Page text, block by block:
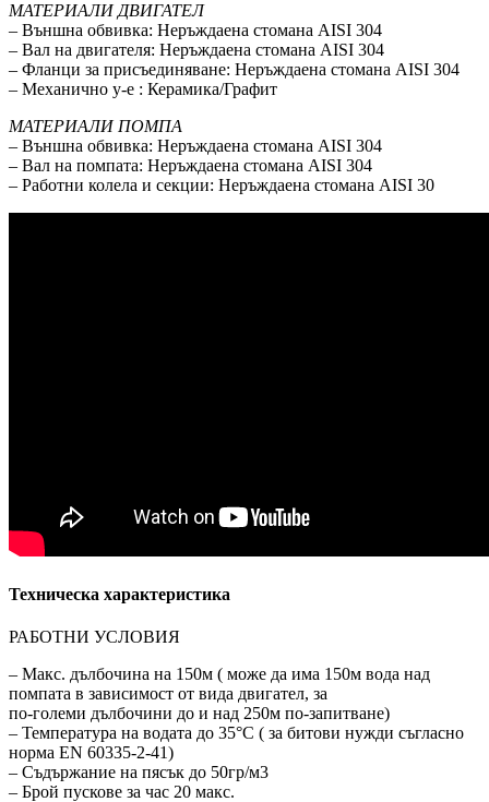
МАТЕРИАЛИ ДВИГАТЕЛ
– Външна обвивка: Неръждаена стомана AISI 304
– Вал на двигателя: Неръждаена стомана AISI 304
– Фланци за присъединяване: Неръждаена стомана AISI 304
– Механично у-е : Керамика/Графит
МАТЕРИАЛИ ПОМПА
– Външна обвивка: Неръждаена стомана AISI 304
– Вал на помпата: Неръждаена стомана AISI 304
– Работни колела и секции: Неръждаена стомана AISI 30
Техническа характеристика
РАБОТНИ УСЛОВИЯ
– Макс. дълбочина на 150м ( може да има 150м вода над
помпата в зависимост от вида двигател, за
по-големи дълбочини до и над 250м по-запитване)
– Температура на водата до 35°C ( за битови нужди съгласно
норма EN 60335-2-41)
– Съдържание на пясък до 50гр/м3
– Брой пускове за час 20 макс.